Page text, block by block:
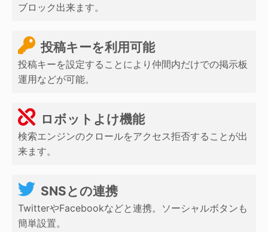
ブロック出来ます。
投稿キーを利用可能
投稿キーを設定することにより仲間内だけでの掲示板
運用などが可能。
ロボットよけ機能
検索エンジンのクロールをアクセス拒否することが出
来ます。
SNSとの連携
TwitterやFacebookなどと連携。ソーシャルボタンも
簡単設置。